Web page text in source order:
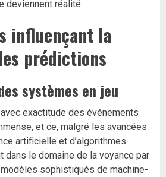
deviennent réalité.
influençant la
prédictions
systèmes en jeu
exactitude des événements
et ce, malgré les avancées
artificielle et d’algorithmes
dans le domaine de la voyance par
sophistiqués de machine-